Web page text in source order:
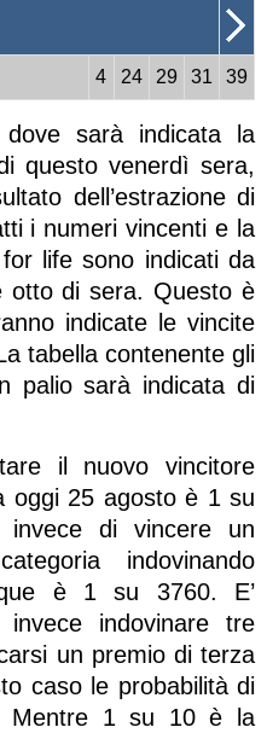
4 24 29 31 39
dove sarà indicata la
questo venerdì sera,
dell’estrazione di
i numeri vincenti e la
life sono indicati da
otto di sera. Questo è
indicate le vincite
tabella contenente gli
palio sarà indicata di
il nuovo vincitore
oggi 25 agosto è 1 su
invece di vincere un
indovinando
è 1 su 3760. E’
indovinare tre
un premio di terza
caso le probabilità di
Mentre 1su 10 è la